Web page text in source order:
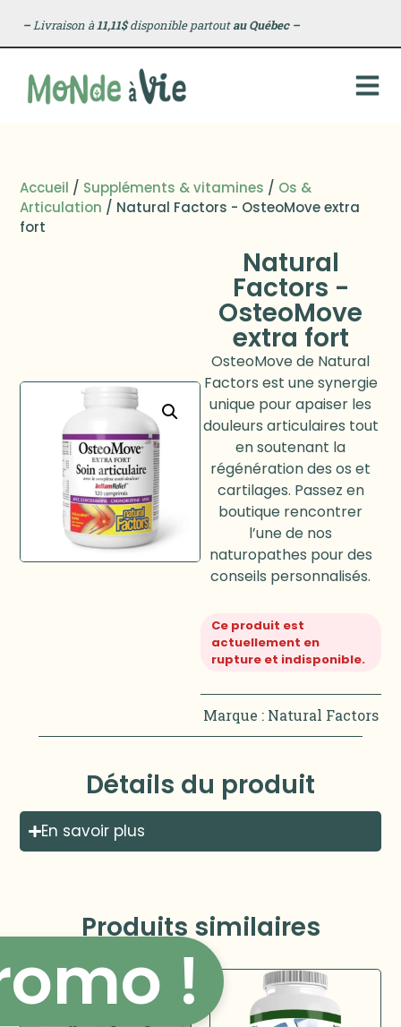
–Livraison à11,11$disponible partoutau Québec –
Accueil / Suppléments & vitamines / Os &
Articulation / Natural Factors - OsteoMove extra
fort
Natural
Factors -
OsteoMove
extra fort
OsteoMove de Natural
Factors est une synergie
unique pour apaiser les
douleurs articulaires tout
en soutenant la
régénération des os et
cartilages. Passez en
boutique rencontrer
l’une de nos
naturopathes pour des
conseils personnalisés.
Ce produit est
actuellement en
rupture et indisponible.
Marque : Natural Factors
Détails du produit
En savoir plus
Produits similaires
!